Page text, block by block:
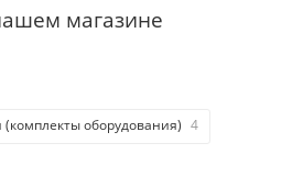
магазине
оборудования) 4